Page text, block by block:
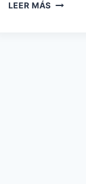
LEER MÁS